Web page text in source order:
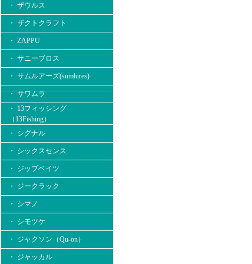
・ ザウルス
・ ザクトクラフト
・ ZAPPU
・ サニーブロス
・ サムルアーズ(sumlures)
・ サワムラ
・ 13フィッシング
（13Fishing）
・ シグナル
・ シックスセンス
・ ジップベイツ
・ ジークラック
・ シマノ
・ シモツケ
・ ジャクソン（Qu-on）
・ ジャッカル